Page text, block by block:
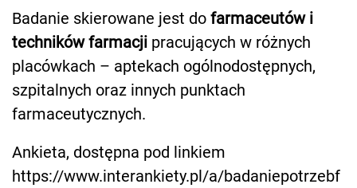
Badanie skierowane jest do farmaceutów i
techników farmacji pracujących w różnych
placówkach – aptekach ogólnodostępnych,
szpitalnych oraz innych punktach
farmaceutycznych.
Ankieta, dostępna pod linkiem
https://www.interankiety.pl/a/badaniepotrzebf